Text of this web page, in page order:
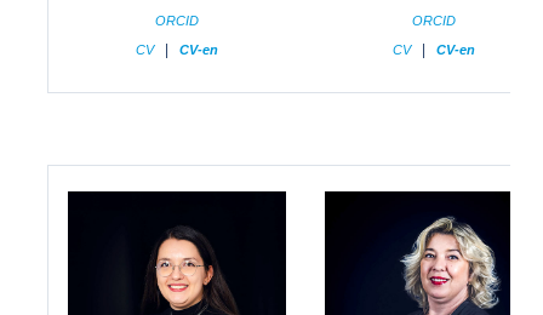
ORCID
CV| CV-en
ORCID
CV| CV-en